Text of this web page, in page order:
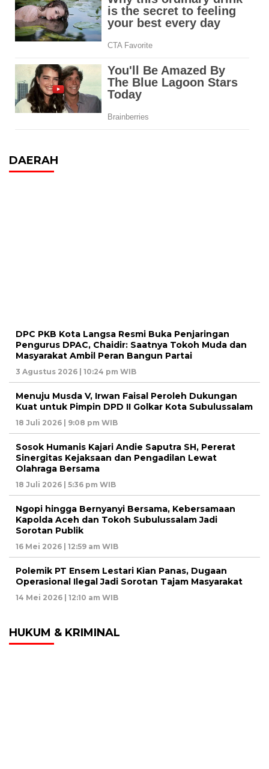
DAERAH
DPC PKB Kota Langsa Resmi Buka Penjaringan
Pengurus DPAC, Chaidir: Saatnya Tokoh Muda dan
Masyarakat Ambil Peran Bangun Partai
3 Agustus 2026 | 10:24 pm WIB
Menuju Musda V, Irwan Faisal Peroleh Dukungan
Kuat untuk Pimpin DPD II Golkar Kota Subulussalam
18 Juli 2026 | 9:08 pm WIB
Sosok Humanis Kajari Andie Saputra SH, Pererat
Sinergitas Kejaksaan dan Pengadilan Lewat
Olahraga Bersama
18 Juli 2026 | 5:36 pm WIB
Ngopi hingga Bernyanyi Bersama, Kebersamaan
Kapolda Aceh dan Tokoh Subulussalam Jadi
Sorotan Publik
16 Mei 2026 | 12:59 am WIB
Polemik PT Ensem Lestari Kian Panas, Dugaan
Operasional Ilegal Jadi Sorotan Tajam Masyarakat
14 Mei 2026 | 12:10 am WIB
HUKUM & KRIMINAL